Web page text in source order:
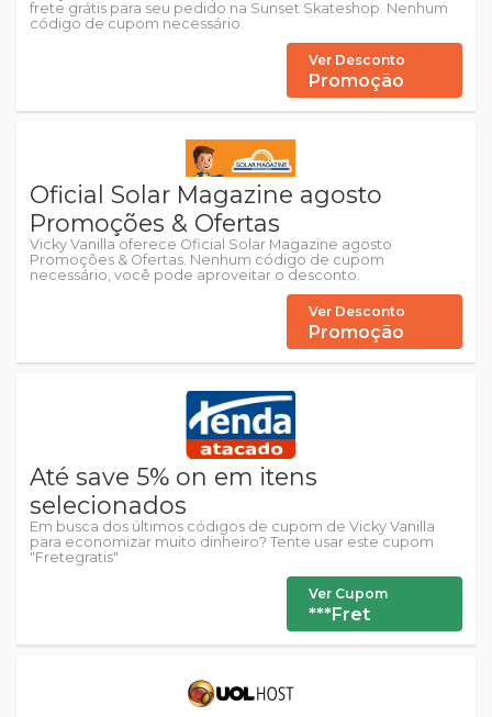
frete grátis para seu pedido na Sunset Skateshop. Nenhum
código de cupom necessário.
Ver Desconto
Promoção
Oficial Solar Magazine agosto
Promoções & Ofertas
Vicky Vanilla oferece Oficial Solar Magazine agosto
Promoções & Ofertas. Nenhum código de cupom
necessário, você pode aproveitar o desconto.
Ver Desconto
Promoção
Até save 5% on em itens
selecionados
Em busca dos últimos códigos de cupom de Vicky Vanilla
para economizar muito dinheiro? Tente usar este cupom
"Fretegratis"
Ver Cupom
***Fret